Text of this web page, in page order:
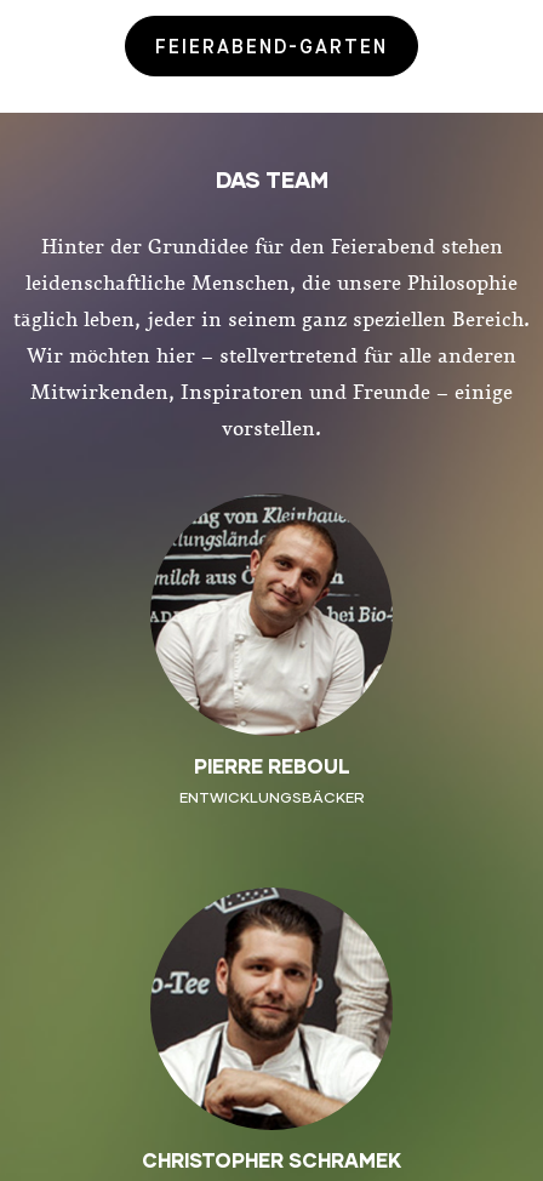
FEIERABEND-GARTEN
DAS TEAM
Hinter der Grundidee für den Feierabend stehen
leidenschaftliche Menschen, die unsere Philosophie
täglich leben, jeder in seinem ganz speziellen Bereich.
Wir möchten hier – stellvertretend für alle anderen
Mitwirkenden, Inspiratoren und Freunde – einige
vorstellen.
PIERRE REBOUL
ENTWICKLUNGSBÄCKER
CHRISTOPHER SCHRAMEK